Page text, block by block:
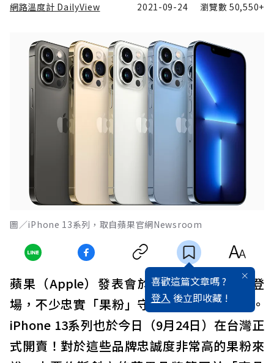
網路溫度計 DailyView 2021-09-24 瀏覽數50,550+
圖／iPhone 13系列，取自蘋果官網Newsroom
喜歡這篇文章嗎 ?
登入 後立即收藏 !
蘋果（Apple）發表會於台灣時間9月15日登
場，不少忠實「果粉」守在電腦前熬夜看完。
iPhone 13系列也於今日（9月24日）在台灣正
式開賣！對於這些品牌忠誠度非常高的果粉來